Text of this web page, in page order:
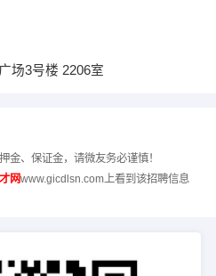
场3号楼 2206室
金、保证金，请微友务必谨慎！
网www.gicdlsn.com上看到该招聘信息